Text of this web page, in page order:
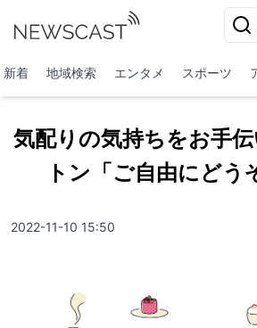
新着 地域検索 エンタメ スポーツ
気配りの気持ちをお手
トン「ご自由にどう
2022-11-10 15:50